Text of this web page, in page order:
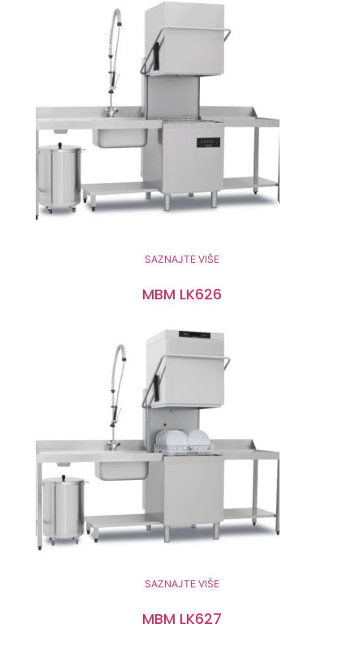
SAZNAJTE VIŠE
MBM LK626
SAZNAJTE VIŠE
MBM LK627